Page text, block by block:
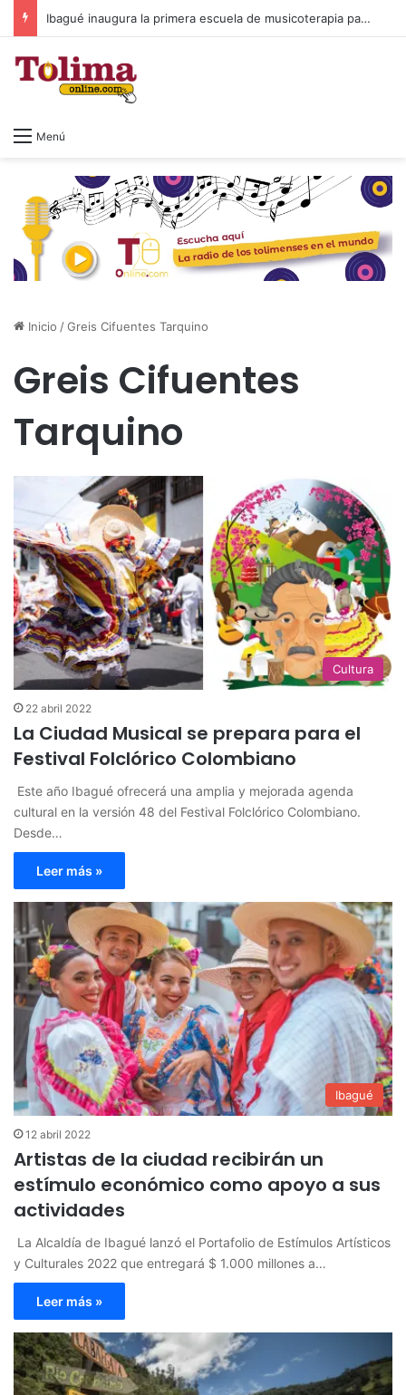
Ibagué inaugura la primera escuela de musicoterapia para niños con discapacidad múltiple, una apuesta por la inclusión
Menú
Inicio /Greis Cifuentes Tarquino
Greis Cifuentes
Tarquino
Cultura
22 abril 2022
La Ciudad Musical se prepara para el
Festival Folclórico Colombiano
​​ Este año Ibagué ofrecerá una amplia y mejorada agenda
cultural en la versión 48 del Festival Folclórico Colombiano.
Desde…
Leer más »
Ibagué
12 abril 2022
Artistas de la ciudad recibirán un
estímulo económico como apoyo a sus
actividades
​​ La Alcaldía de Ibagué lanzó el Portafolio de Estímulos Artísticos
y Culturales 2022 que entregará $ 1.000 millones a…
Leer más »